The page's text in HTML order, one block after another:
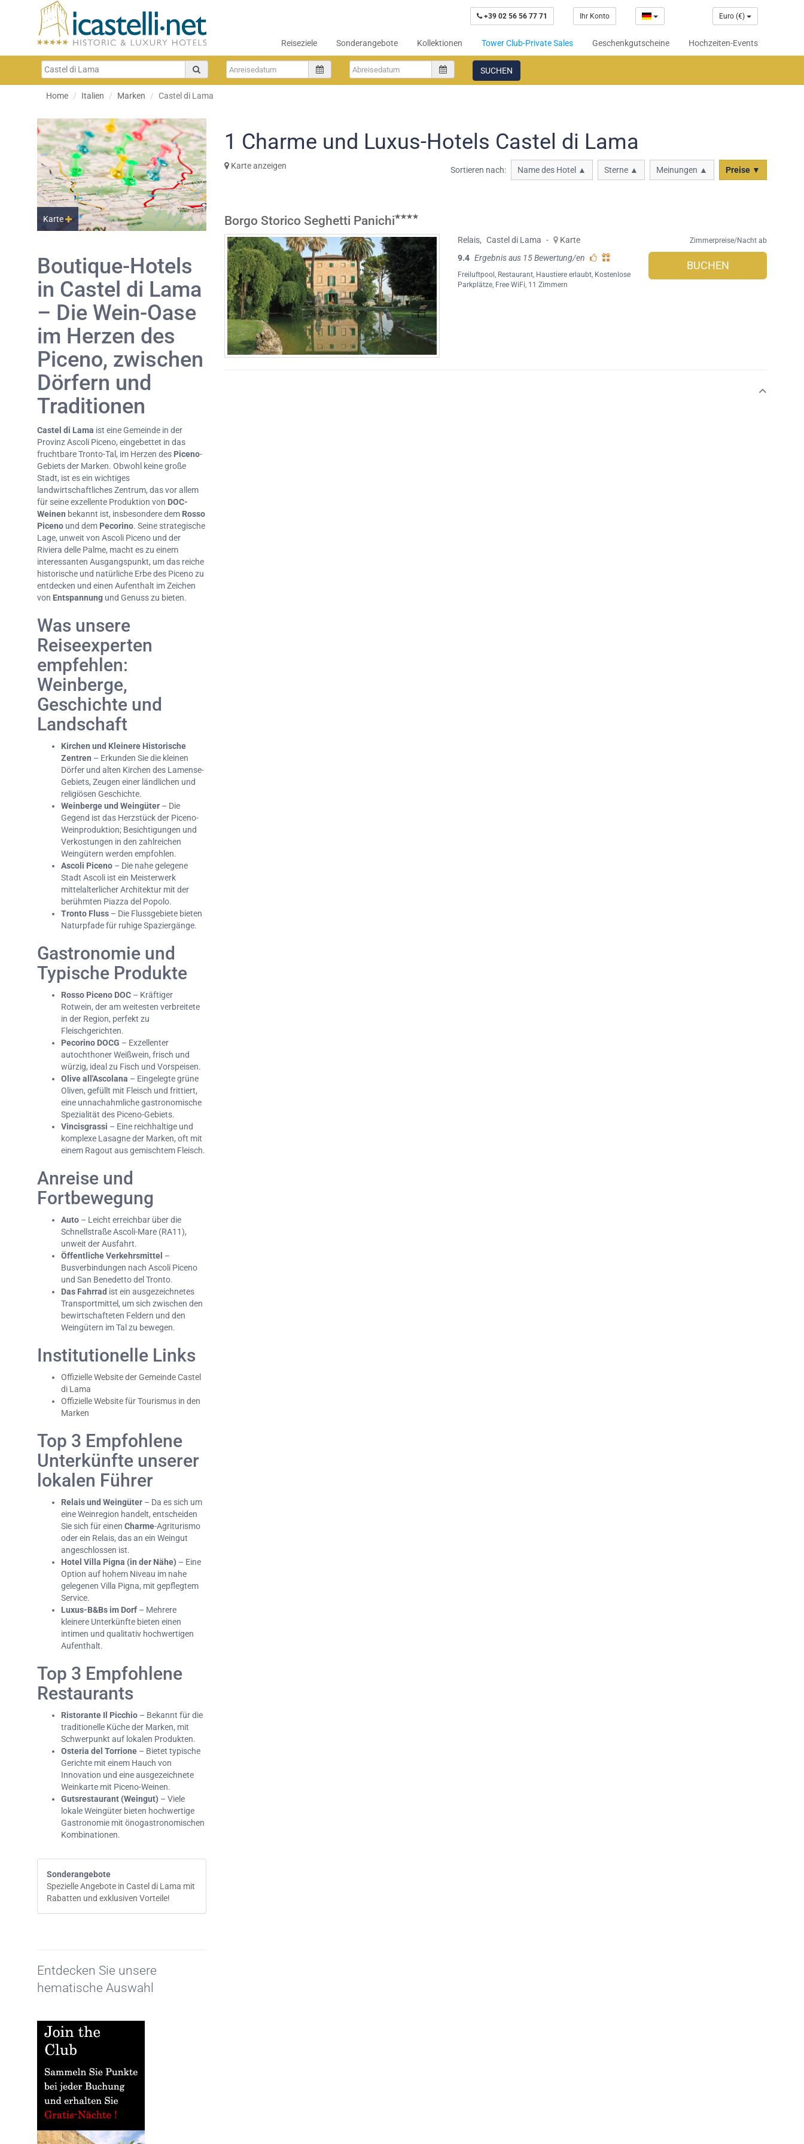
+39 02 56 56 77 71 Ihr Konto Euro (€)
Reiseziele Sonderangebote Kollektionen Tower Club-Private Sales Geschenkgutscheine Hochzeiten-Events
SUCHEN
Home Italien Marken Castel di Lama
Karte
Boutique-Hotels
in Castel di Lama
– Die Wein-Oase
im Herzen des
Piceno, zwischen
Dörfern und
Traditionen
Castel di Lama ist eine Gemeinde in der
Provinz Ascoli Piceno, eingebettet in das
fruchtbare Tronto-Tal, im Herzen des Piceno-
Gebiets der Marken. Obwohl keine große
Stadt, ist es ein wichtiges
landwirtschaftliches Zentrum, das vor allem
für seine exzellente Produktion von DOC-
Weinen bekannt ist, insbesondere dem Rosso
Piceno und dem Pecorino. Seine strategische
Lage, unweit von Ascoli Piceno und der
Riviera delle Palme, macht es zu einem
interessanten Ausgangspunkt, um das reiche
historische und natürliche Erbe des Piceno zu
entdecken und einen Aufenthalt im Zeichen
von Entspannung und Genuss zu bieten.
Was unsere
Reiseexperten
empfehlen:
Weinberge,
Geschichte und
Landschaft
Kirchen und Kleinere Historische
Zentren – Erkunden Sie die kleinen
Dörfer und alten Kirchen des Lamense-
Gebiets, Zeugen einer ländlichen und
religiösen Geschichte.
Weinberge und Weingüter – Die
Gegend ist das Herzstück der Piceno-
Weinproduktion; Besichtigungen und
Verkostungen in den zahlreichen
Weingütern werden empfohlen.
Ascoli Piceno – Die nahe gelegene
Stadt Ascoli ist ein Meisterwerk
mittelalterlicher Architektur mit der
berühmten Piazza del Popolo.
Tronto Fluss – Die Flussgebiete bieten
Naturpfade für ruhige Spaziergänge.
Gastronomie und
Typische Produkte
Rosso Piceno DOC – Kräftiger
Rotwein, der am weitesten verbreitete
in der Region, perfekt zu
Fleischgerichten.
Pecorino DOCG – Exzellenter
autochthoner Weißwein, frisch und
würzig, ideal zu Fisch und Vorspeisen.
Olive all'Ascolana – Eingelegte grüne
Oliven, gefüllt mit Fleisch und frittiert,
eine unnachahmliche gastronomische
Spezialität des Piceno-Gebiets.
Vincisgrassi – Eine reichhaltige und
komplexe Lasagne der Marken, oft mit
einem Ragout aus gemischtem Fleisch.
Anreise und
Fortbewegung
Auto – Leicht erreichbar über die
Schnellstraße Ascoli-Mare (RA11),
unweit der Ausfahrt.
Öffentliche Verkehrsmittel –
Busverbindungen nach Ascoli Piceno
und San Benedetto del Tronto.
Das Fahrrad ist ein ausgezeichnetes
Transportmittel, um sich zwischen den
bewirtschafteten Feldern und den
Weingütern im Tal zu bewegen.
Institutionelle Links
Offizielle Website der Gemeinde Castel
di Lama
Offizielle Website für Tourismus in den
Marken
Top 3 Empfohlene
Unterkünfte unserer
lokalen Führer
Relais und Weingüter – Da es sich um
eine Weinregion handelt, entscheiden
Sie sich für einen Charme-Agriturismo
oder ein Relais, das an ein Weingut
angeschlossen ist.
Hotel Villa Pigna (in der Nähe) – Eine
Option auf hohem Niveau im nahe
gelegenen Villa Pigna, mit gepflegtem
Service.
Luxus-B&Bs im Dorf – Mehrere
kleinere Unterkünfte bieten einen
intimen und qualitativ hochwertigen
Aufenthalt.
Top 3 Empfohlene
Restaurants
Ristorante Il Picchio – Bekannt für die
traditionelle Küche der Marken, mit
Schwerpunkt auf lokalen Produkten.
Osteria del Torrione – Bietet typische
Gerichte mit einem Hauch von
Innovation und eine ausgezeichnete
Weinkarte mit Piceno-Weinen.
Gutsrestaurant (Weingut) – Viele
lokale Weingüter bieten hochwertige
Gastronomie mit önogastronomischen
Kombinationen.
Sonderangebote
Spezielle Angebote in Castel di Lama mit
Rabatten und exklusiven Vorteile!
Entdecken Sie unsere
hematische Auswahl
1 Charme und Luxus-Hotels Castel di Lama
Karte anzeigen Sortieren nach: Name des Hotel ▲ Sterne ▲ Meinungen ▲ Preise ▼
Borgo Storico Seghetti Panichi
Relais, Castel di Lama -
Karte
9.4 Ergebnis aus 15 Bewertung/en
Freiluftpool, Restaurant, Haustiere erlaubt, Kostenlose
Parkplätze, Free WiFi, 11 Zimmern
Zimmerpreise/Nacht ab
BUCHEN